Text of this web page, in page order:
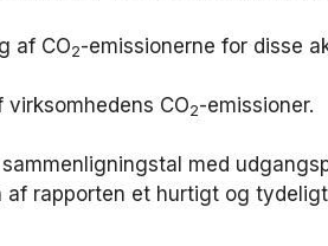
af CO2-emissionerne for disse
CO2-emissioner.
med
rapporten et hurtigt og